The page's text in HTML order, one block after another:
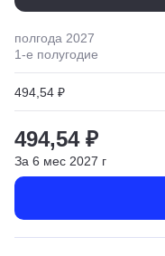
полгода 2027
1-е полугодие
494,54 ₽
494,54 ₽
За 6 мес 2027 г